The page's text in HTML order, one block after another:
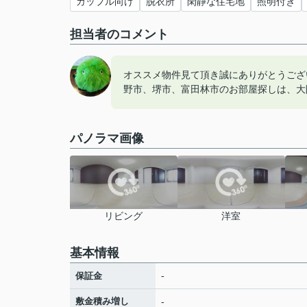
担当者のコメント
オススメ物件見て頂き誠にありがとうご
野市、堺市、富田林市のお部屋探しは、
パノラマ画像
リビング 洋室
基本情報
保証金 -
敷金積み増し -